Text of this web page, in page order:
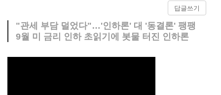
답글쓰기
"관세 부담 덜었다"…'인하론' 대 '동결론' 팽팽
9월 미 금리 인하 초읽기에 봇물 터진 인하론